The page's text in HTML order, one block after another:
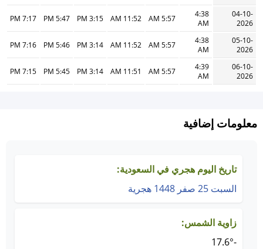
04-10-
2026
4:38
AM
5:57 AM
11:52 AM
3:15 PM
5:47 PM
7:17 PM
05-10-
2026
4:38
AM
5:57 AM
11:52 AM
3:14 PM
5:46 PM
7:16 PM
06-10-
2026
4:39
AM
5:57 AM
11:51 AM
3:14 PM
5:45 PM
7:15 PM
معلومات إضافية
تاريخ اليوم هجري في السعودية:
السبت 25 صفر 1448 هجرية
زاوية الشمس:
-17.6°